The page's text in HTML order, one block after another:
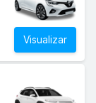
Visualizar